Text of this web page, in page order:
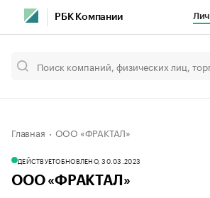
РБК Компании
Главная ООО «ФРАКТАЛ»
ДЕЙСТВУЕТОБНОВЛЕНО, 30.03.2023
ООО «ФРАКТАЛ»